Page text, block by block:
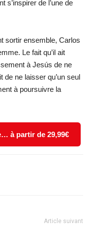
s’inspirer de l’une de
sortir ensemble, Carlos
Le fait qu’il ait
à Jesús de ne
ne laisser qu’un seul
à poursuivre la
à partir de 29,99€
Article suivant